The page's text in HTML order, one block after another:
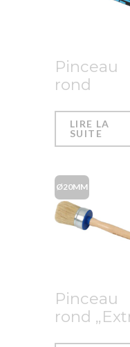
Pinceau
rond
LIRE LA
SUITE
Pinceau
rond
Ø20MM